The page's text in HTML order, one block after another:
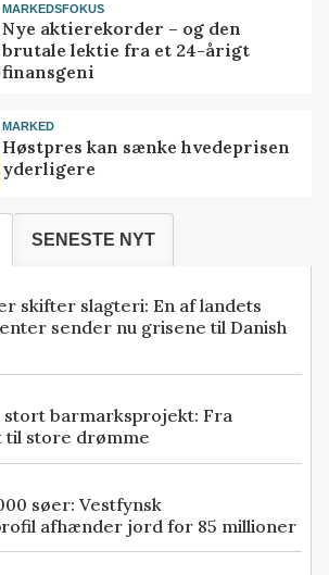
MARKEDSFOKUS
Nye aktierekorder – og den
brutale lektie fra et 24-årigt
finansgeni
MARKED
Høstpres kan sænke hvedeprisen
yderligere
SENESTE NYT
skifter slagteri: En af landets
sender nu grisene til Danish
barmarksprojekt: Fra
til store drømme
søer: Vestfynsk
afhænder jord for 85 millioner